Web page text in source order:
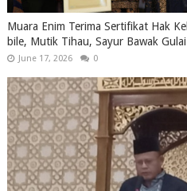
Muara Enim Terima Sertifikat Hak
bile, Mutik Tihau, Sayur Bawak
June 17, 2026 0